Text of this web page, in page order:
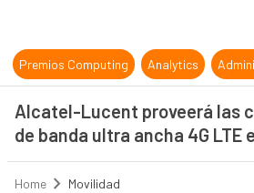
Premios Computing Analytics
Alcatel-Lucent proveerá las
de banda ultra ancha 4G LTE
Home Movilidad